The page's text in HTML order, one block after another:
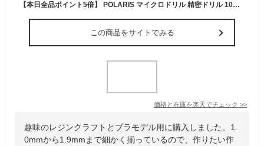
【本日全品ポイント5倍】 POLARIS マイクロドリル 精密ドリル 10本組 (1.0-1.9mm) POLARIS3572 極細 電動 ピンバイス ミニルーター用 ビット レジン プラモデル 模型 アクリルなどの穴あけに
この商品をサイトでみる
価格と在庫を楽天でチェック >>
趣味のレジンクラフトとプラモデル用に購入しました。1.
0mmから1.9mmまで細かく揃っているので、作りたい作